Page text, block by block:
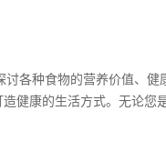
各种食物的营养价值、健
健康的生活方式。无论您